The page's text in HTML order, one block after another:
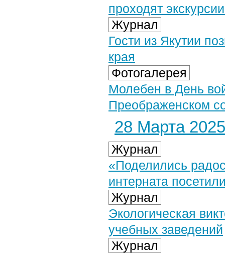
проходят
Журнал
Гости из Якутии
края
Фотогалерея
Молебен в День
Преображенском
28 Марта 2025
Журнал
«Поделились
интерната
Журнал
Экологическая
учебных заведений
Журнал